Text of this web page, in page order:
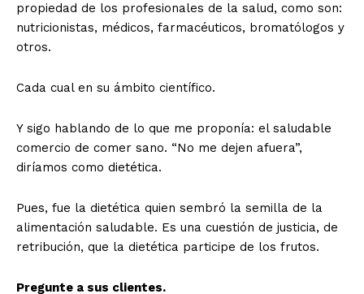
propiedad de los profesionales de la salud, como son:
nutricionistas, médicos, farmacéuticos, bromatólogos y
otros.
Cada cual en su ámbito científico.
Y sigo hablando de lo que me proponía: el saludable
comercio de comer sano. “No me dejen afuera”,
diríamos como dietética.
Pues, fue la dietética quien sembró la semilla de la
alimentación saludable. Es una cuestión de justicia, de
retribución, que la dietética participe de los frutos.
Pregunte a sus clientes.